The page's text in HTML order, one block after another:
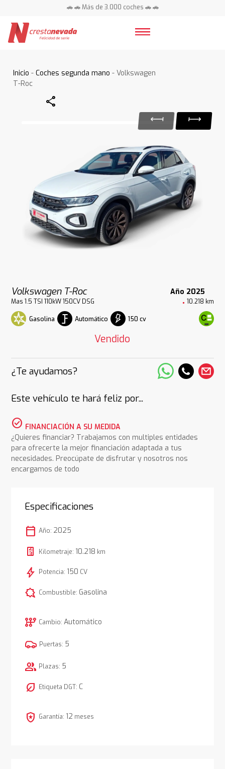
🚗 🚗 Más de 3.000 coches 🚗 🚗
Inicio -Coches segunda mano - Volkswagen
T-Roc
Share
Volkswagen T-Roc Año 2025
Mas 1.5 TSI 110kW 150CV DSG 10.218 km
Gasolina Automático 150 cv
Vendido
¿Te ayudamos?
Este vehículo te hará feliz por...
check_circle FINANCIACIÓN A SU MEDIDA
¿Quieres financiar? Trabajamos con multiples entidades
para ofrecerte la mejor financiación adaptada a tus
necesidades. Preocúpate de disfrutar y nosotros nos
encargamos de todo
Especificaciones
calendar_today Año: 2025
Kilometraje: 10.218 km
bolt Potencia: 150 CV
comic_bubble Combustible: Gasolina
auto_transmission Cambio: Automático
Puertas: 5
group Plazas: 5
nest_eco_leaf Etiqueta DGT: C
local_police Garantía: 12 meses